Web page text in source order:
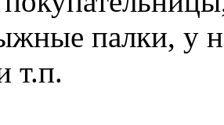
палки, у
т.п.